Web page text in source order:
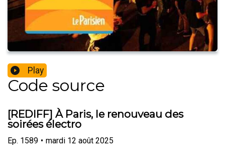
Play
Code source
[REDIFF] À Paris, le renouveau des
soirées électro
Ep. 1589 • mardi 12 août 2025